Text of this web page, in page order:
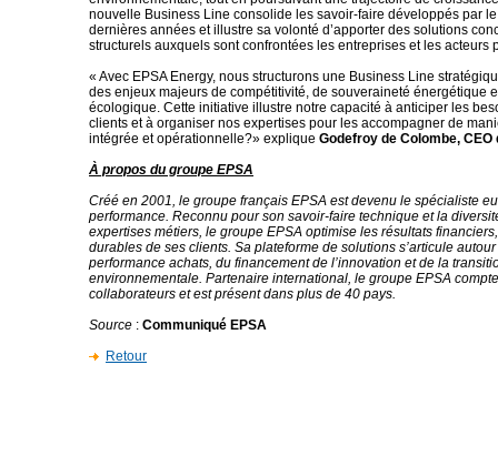
nouvelle Business Line consolide les savoir-faire développés par
dernières années et illustre sa volonté d’apporter des solutions
structurels auxquels sont confrontées les entreprises et les acteurs
« Avec EPSA Energy, nous structurons une Business Line
des enjeux majeurs de compétitivité, de souveraineté énergétique
écologique. Cette initiative illustre notre capacité à anticiper les
clients et à organiser nos expertises pour les accompagner de
intégrée et opérationnelle?» explique Godefroy de Colombe, CEO
À propos du groupe EPSA
Créé en 2001, le groupe français EPSA est devenu le spécialiste
performance. Reconnu pour son savoir-faire technique et la
expertises métiers, le groupe EPSA optimise les résultats
durables de ses clients. Sa plateforme de solutions s’articule
performance achats, du financement de l’innovation et de la
environnementale. Partenaire international, le groupe EPSA
collaborateurs et est présent dans plus de 40 pays.
Source : Communiqué EPSA
Retour